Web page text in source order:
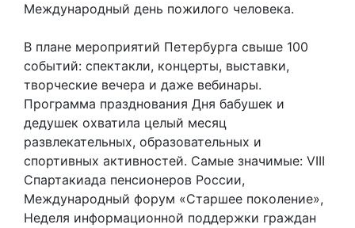
Международный день пожилого человека.
В плане мероприятий Петербурга свыше 100
событий: спектакли, концерты, выставки,
творческие вечера и даже вебинары.
Программа празднования Дня бабушек и
дедушек охватила целый месяц
развлекательных, образовательных и
спортивных активностей. Самые значимые: VIII
Спартакиада пенсионеров России,
Международный форум «Старшее поколение»,
Неделя информационной поддержки граждан